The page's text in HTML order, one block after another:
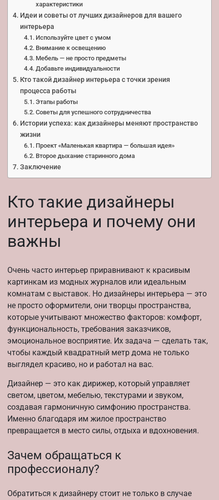
характеристики
Идеи и советы от лучших дизайнеров для вашего
интерьера
Используйте цвет с умом
Внимание к освещению
Мебель — не просто предметы
Добавьте индивидуальности
Кто такой дизайнер интерьера с точки зрения
процессa работы
Этапы работы
Советы для успешного сотрудничества
Истории успеха: как дизайнеры меняют пространство
жизни
Проект «Маленькая квартира — большая идея»
Второе дыхание старинного дома
Заключение
Кто такие дизайнеры
интерьера и почему они
важны
Очень часто интерьер приравнивают к красивым
картинкам из модных журналов или идеальным
комнатам с выставок. Но дизайнеры интерьера — это
не просто оформители, они творцы пространства,
которые учитывают множество факторов: комфорт,
функциональность, требования заказчиков,
эмоциональное восприятие. Их задача — сделать так,
чтобы каждый квадратный метр дома не только
выглядел красиво, но и работал на вас.
Дизайнер — это как дирижер, который управляет
светом, цветом, мебелью, текстурами и звуком,
создавая гармоничную симфонию пространства.
Именно благодаря им жилое пространство
превращается в место силы, отдыха и вдохновения.
Зачем обращаться к
профессионалу?
Обратиться к дизайнеру стоит не только в случае